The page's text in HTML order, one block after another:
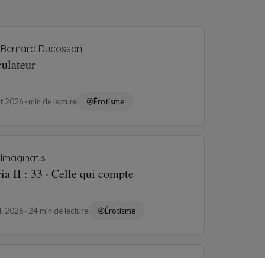
Bernard Ducosson
2026 min de lecture Érotisme
Imaginatis
II : 33 · Celle qui compte
2026 24 min de lecture Érotisme